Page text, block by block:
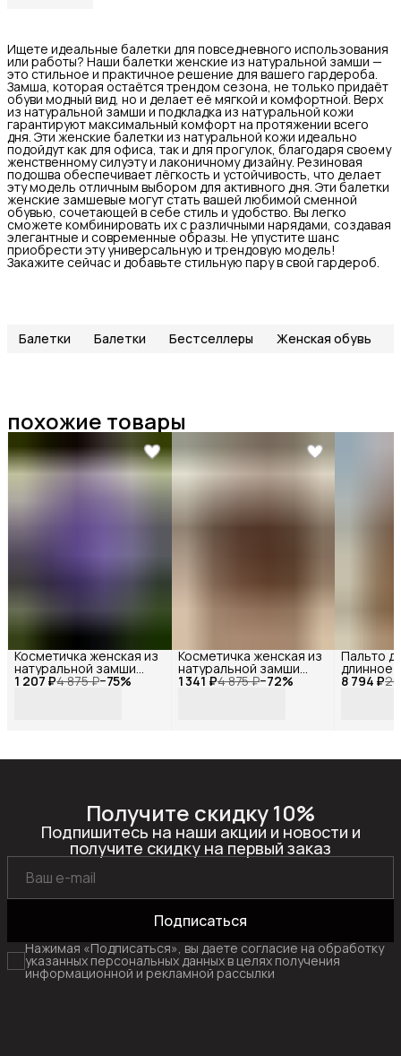
Ищете идеальные балетки для повседневного использования
или работы? Наши балетки женские из натуральной замши —
это стильное и практичное решение для вашего гардероба.
Замша, которая остаётся трендом сезона, не только придаёт
обуви модный вид, но и делает её мягкой и комфортной. Верх
из натуральной замши и подкладка из натуральной кожи
гарантируют максимальный комфорт на протяжении всего
дня. Эти женские балетки из натуральной кожи идеально
подойдут как для офиса, так и для прогулок, благодаря своему
женственному силуэту и лаконичному дизайну. Резиновая
подошва обеспечивает лёгкость и устойчивость, что делает
эту модель отличным выбором для активного дня. Эти балетки
женские замшевые могут стать вашей любимой сменной
обувью, сочетающей в себе стиль и удобство. Вы легко
сможете комбинировать их с различными нарядами, создавая
элегантные и современные образы. Не упустите шанс
приобрести эту универсальную и трендовую модель!
Закажите сейчас и добавьте стильную пару в свой гардероб.
Балетки Балетки Бестселлеры Женская обувь
похожие товары
1 207 ₽4 875 ₽−75%
Косметичка женская из
натуральной замши
фиолетовая ,Reversal, 1 341 ₽4 875 ₽−72%
Косметичка женская из
натуральной замши
,Reversal, 10570R_Grey- 8 794 ₽
Пальто
длинное
Получите скидку 10%
Подпишитесь на наши акции и новости и
получите скидку на первый заказ
Подписаться
Нажимая «Подписаться», вы даете согласие на обработку
указанных персональных данных в целях получения
информационной и рекламной рассылки